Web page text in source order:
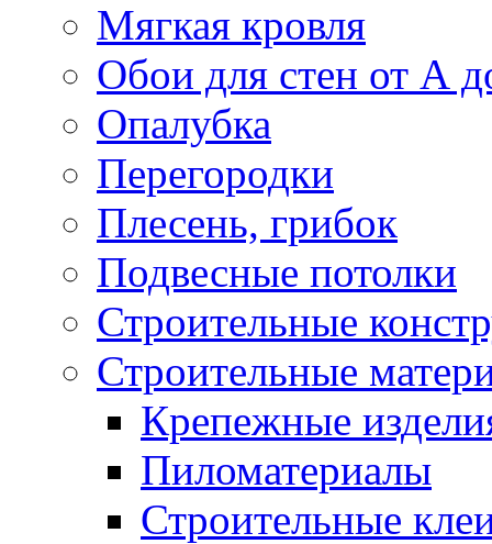
Мягкая кровля
Обои для стен от А
Опалубка
Перегородки
Плесень, грибок
Подвесные потолки
Строительные
Строительные
Крепежные
Пиломатериалы
Строительные